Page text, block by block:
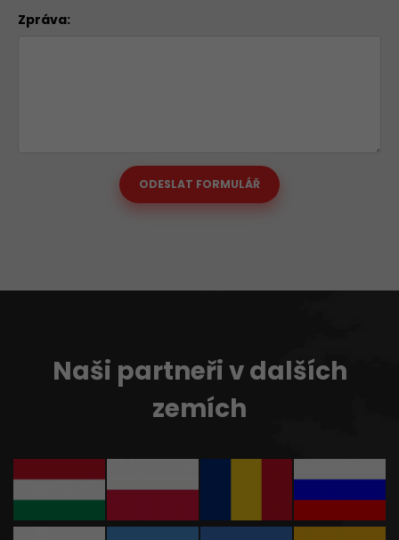
Zpráva:
ODESLAT FORMULÁŘ
Naši partneři v dalších
zemích